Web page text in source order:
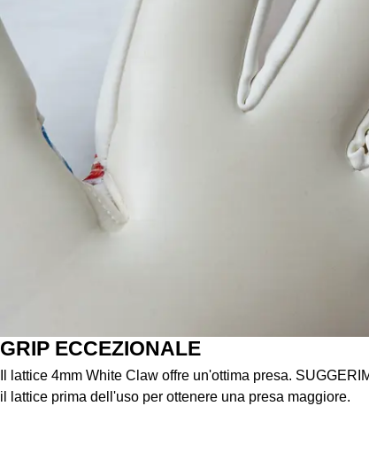
GRIP ECCEZIONALE
Il lattice 4mm White Claw offre un'ottima presa.
il lattice prima dell'uso per ottenere una presa maggiore.